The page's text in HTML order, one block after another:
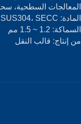
المعالجات السطحية،
المادة: SUS304، SECC
السماكة: 1.2 ~ 1.5 مم
من إنتاج: قالب النقل